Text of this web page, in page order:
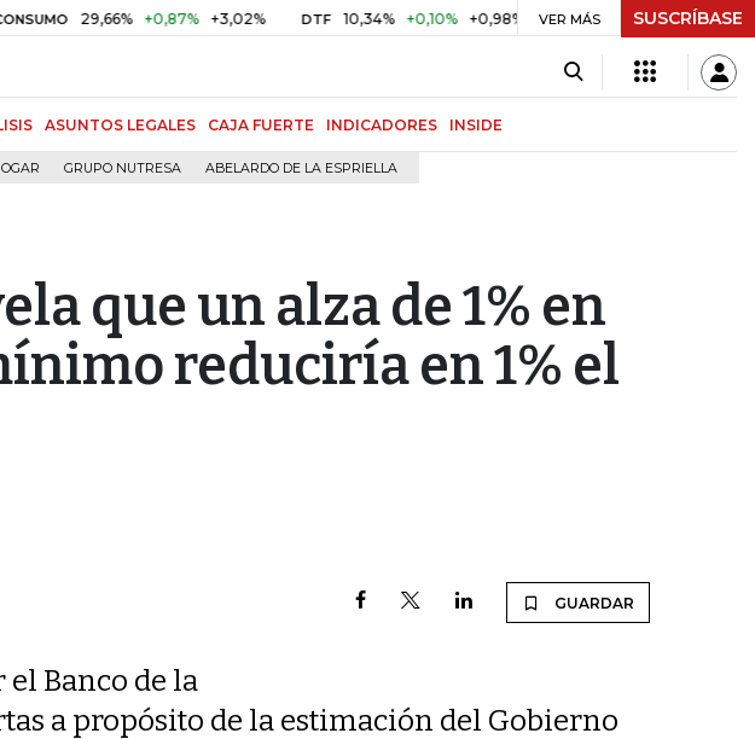
29,66% +0,87% +3,02% DTF 10,34% +0,10% +0,98% UVR $ 416,96 +$ 0,05 +0,01%
VER MÁS SUSCRÍBASE
ASUNTOS LEGALES CAJA FUERTE INDICADORES INSIDE
GRUPO NUTRESA ABELARDO DE LA ESPRIELLA
que un alza de 1% en
reduciría en 1% el
GUARDAR
Banco de la
a propósito de la estimación del Gobierno